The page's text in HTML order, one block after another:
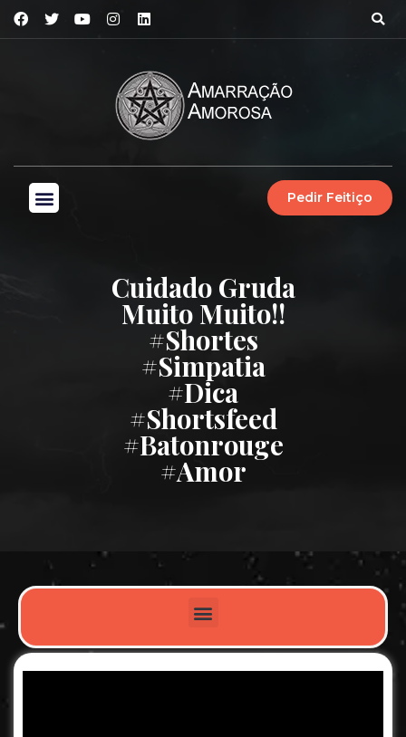
Pedir Feitiço
Cuidado Gruda
Muito Muito!!
#shortes
#simpatia
#dica
#shortsfeed
#batonrouge
#amor